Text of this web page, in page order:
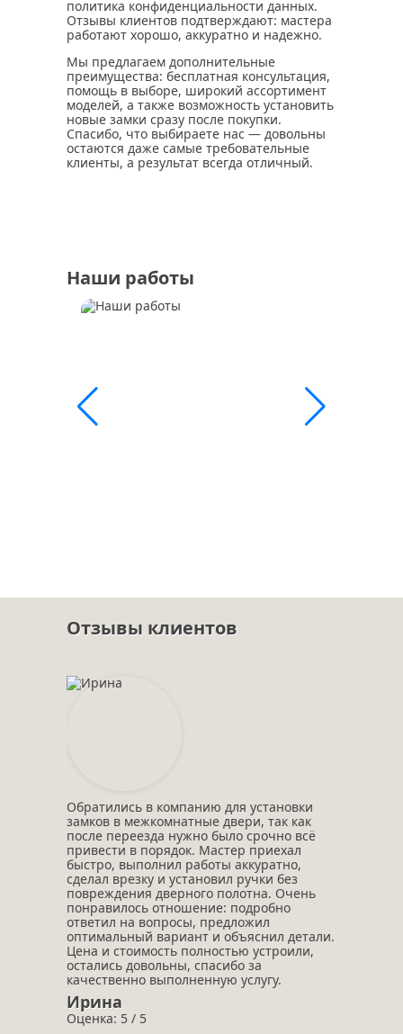
политика конфиденциальности данных.
Отзывы клиентов подтверждают: мастера
работают хорошо, аккуратно и надежно.
Мы предлагаем дополнительные
преимущества: бесплатная консультация,
помощь в выборе, широкий ассортимент
моделей, а также возможность установить
новые замки сразу после покупки.
Спасибо, что выбираете нас — довольны
остаются даже самые требовательные
клиенты, а результат всегда отличный.
Наши работы
Отзывы клиентов
Обратились в компанию для установки
замков в межкомнатные двери, так как
после переезда нужно было срочно всё
привести в порядок. Мастер приехал
быстро, выполнил работы аккуратно,
сделал врезку и установил ручки без
повреждения дверного полотна. Очень
понравилось отношение: подробно
ответил на вопросы, предложил
оптимальный вариант и объяснил детали.
Цена и стоимость полностью устроили,
остались довольны, спасибо за
качественно выполненную услугу.
Ирина
Оценка: 5 / 5